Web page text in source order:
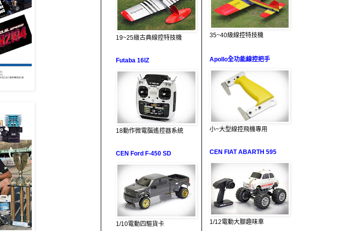
19~25級古典線控特技機
Futaba 16IZ
18動作微電腦遙控器系統
CEN Ford F-450 SD
1/10電動四驅貨卡
35~40級線控特技機
Apollo全功能線控把手
小~大型線控飛機專用
CEN FIAT ABARTH 595
1/12電動大腳趣味車